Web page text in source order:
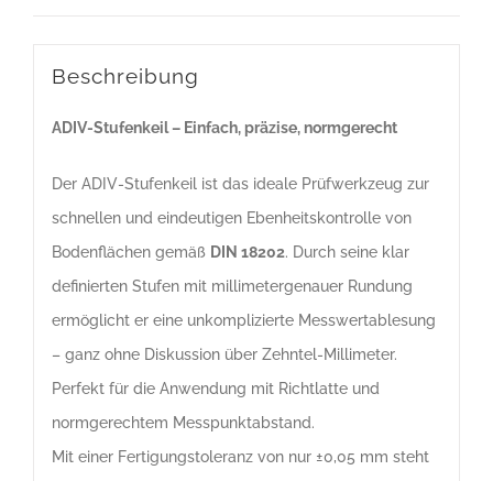
Beschreibung
ADIV-Stufenkeil – Einfach, präzise, normgerecht
Der ADIV-Stufenkeil ist das ideale Prüfwerkzeug zur
schnellen und eindeutigen Ebenheitskontrolle von
Bodenflächen gemäß DIN 18202. Durch seine klar
definierten Stufen mit millimetergenauer Rundung
ermöglicht er eine unkomplizierte Messwertablesung
– ganz ohne Diskussion über Zehntel-Millimeter.
Perfekt für die Anwendung mit Richtlatte und
normgerechtem Messpunktabstand.
Mit einer Fertigungstoleranz von nur ±0,05 mm steht